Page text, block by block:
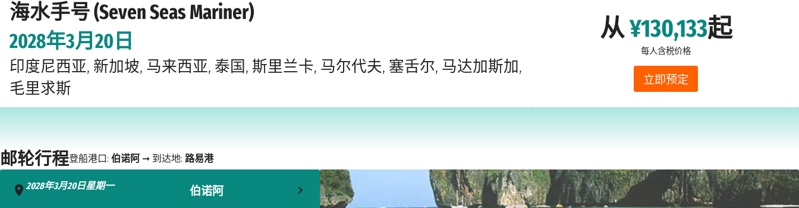
海水手号 (Seven Seas Mariner)
2028年3月20日
印度尼西亚, 新加坡, 马来西亚, 泰国, 斯里兰卡, 马尔代夫, 塞舌尔, 马达加斯加,
毛里求斯
从¥130,133起
每人含税价格
立即预定
邮轮行程登船港口: 伯诺阿 ➞ 到达地: 路易港
2028年3月20日星期一
伯诺阿